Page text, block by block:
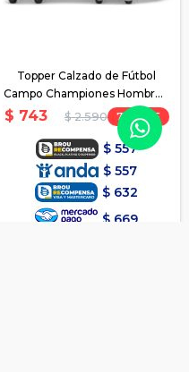
Topper Calzado de Fútbol
Campo Championes Hombre -
Blanco-SanCiro
$ 743 $ 2.590 71
$ 557
$ 557
$ 632
$ 669